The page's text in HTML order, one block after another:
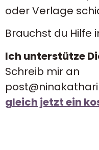
oder Verlage
Brauchst du Hilfe
Ich unterstütze
Schreib mir an
gleich jetzt ein